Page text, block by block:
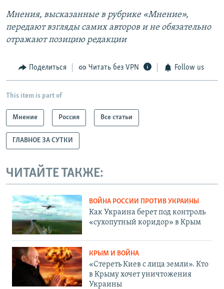
Мнения, высказанные в рубрике «Мнение»,
передают взгляды самих авторов и не обязательно
отражают позицию редакции
Поделиться Читать без VPN Follow us
This item is part of
Мнение Россия Все статьи
ГЛАВНОЕ ЗА СУТКИ
ЧИТАЙТЕ ТАКЖЕ:
ВОЙНА РОССИИ ПРОТИВ УКРАИНЫ
Как Украина берет под контроль
«сухопутный коридор» в Крым
КРЫМ И ВОЙНА
«Стереть Киев с лица земли». Кто
в Крыму хочет уничтожения
Украины